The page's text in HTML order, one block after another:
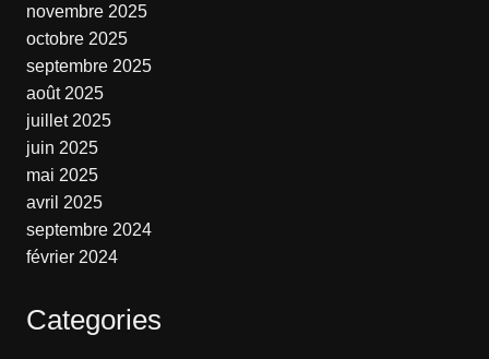
novembre 2025
octobre 2025
septembre 2025
août 2025
juillet 2025
juin 2025
mai 2025
avril 2025
septembre 2024
février 2024
Categories